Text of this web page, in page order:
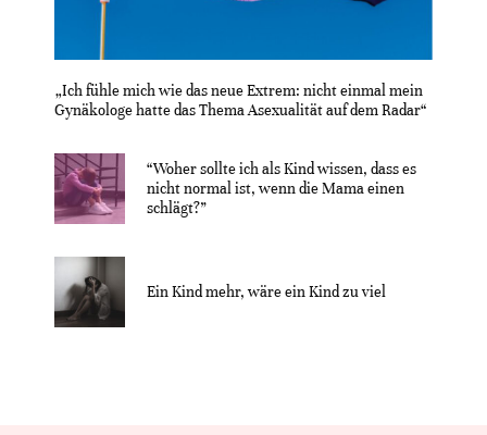
„Ich fühle mich wie das neue Extrem: nicht einmal mein
Gynäkologe hatte das Thema Asexualität auf dem Radar“
“Woher sollte ich als Kind wissen, dass es
nicht normal ist, wenn die Mama einen
schlägt?”
Ein Kind mehr, wäre ein Kind zu viel